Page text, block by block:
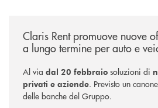
Claris Rent promuove nuove
a lungo termine per auto e
Al via dal 20 febbraio soluzioni di
privati e aziende. Previsto un
delle banche del Gruppo.